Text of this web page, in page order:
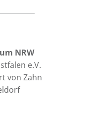
NRW
e.V.
von Zahn